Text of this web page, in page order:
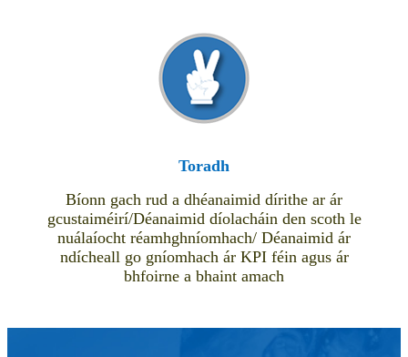
Toradh
Bíonn gach rud a dhéanaimid dírithe ar ár
gcustaiméirí/Déanaimid díolacháin den scoth le
nuálaíocht réamhghníomhach/ Déanaimid ár
ndícheall go gníomhach ár KPI féin agus ár
bhfoirne a bhaint amach